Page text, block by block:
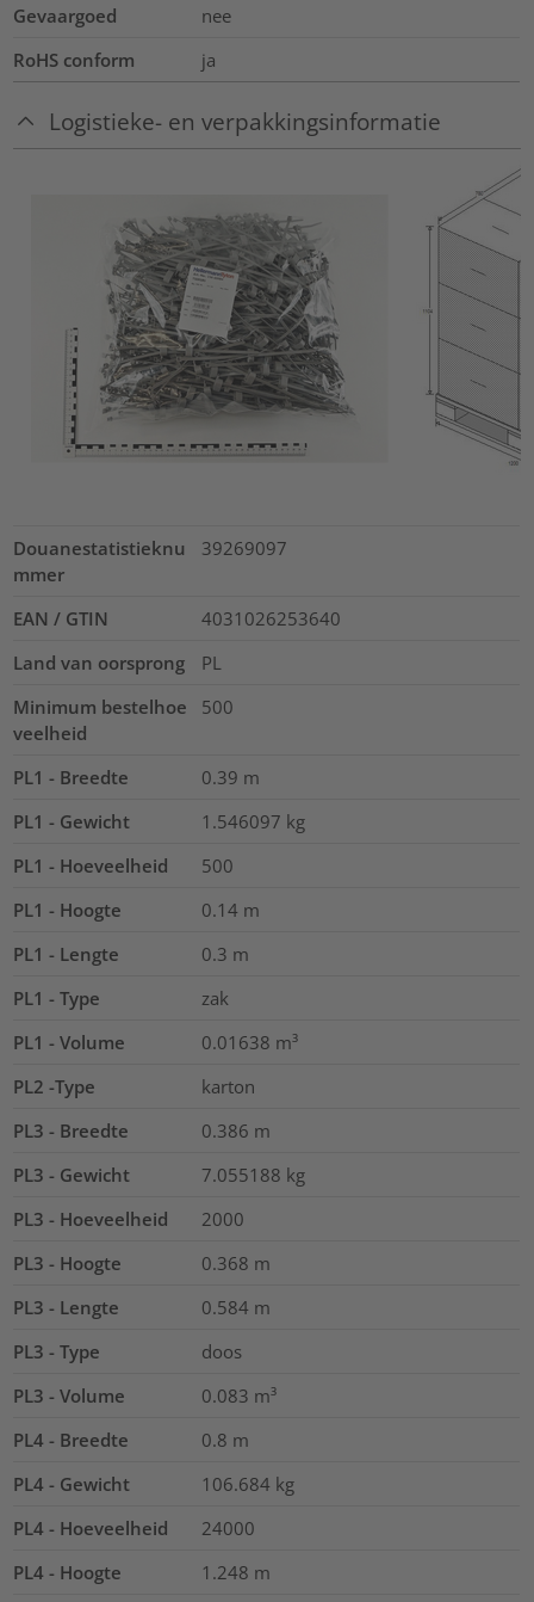
Gevaargoed
nee
RoHS conform
ja
Logistieke- en verpakkingsinformatie
Douanestatistieknu
mmer
39269097
EAN / GTIN
4031026253640
Land van oorsprong
PL
Minimum bestelhoe
veelheid
500
PL1 - Breedte 0.39 m
PL1 - Gewicht
1.546097 kg
PL1 - Hoeveelheid
500
PL1 - Hoogte
0.14 m
PL1 - Lengte
0.3 m
PL1 - Type
zak
PL1 - Volume
0.01638 m³
PL2 -Type
karton
PL3 - Breedte
0.386 m
PL3 - Gewicht
7.055188 kg
PL3 - Hoeveelheid
2000
PL3 - Hoogte
0.368 m
PL3 - Lengte
0.584 m
PL3 - Type
doos
PL3 - Volume
0.083 m³
PL4 - Breedte
0.8 m
PL4 - Gewicht
106.684 kg
PL4 - Hoeveelheid
24000
PL4 - Hoogte
1.248 m